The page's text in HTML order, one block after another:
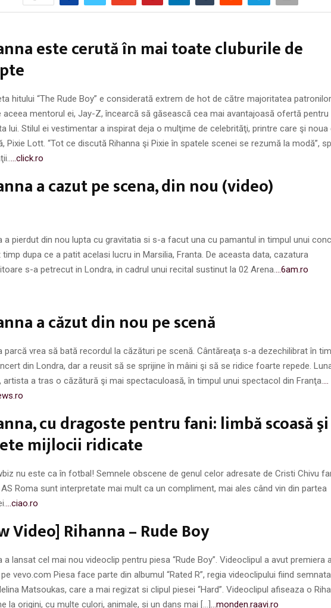
este cerută în mai toate cluburile de
hitului “The Rude Boy” e considerată extrem de hot de către majoritatea
aceea mentorul ei, Jay-Z, încearcă să găsească cea mai avantajoasă ofertă pentru
lui. Stilul ei vestimentar a inspirat deja o mulţime de celebrităţi, printre care şi noua
Pixie Lott. “Tot ce discută Rihanna şi Pixie în spatele scenei se rezumă la modă”,
…click.ro
a cazut pe scena, din nou (video)
a pierdut din nou lupta cu gravitatia si s-a facut una cu pamantul in timpul unui
dupa ce a patit acelasi lucru in Marsilia, Franta. De aceasta data, cazatura
s-a petrecut in Londra, in cadrul unui recital sustinut la 02 Arena.
…6am.ro
a căzut din nou pe scenă
parcă vrea să bată recordul la căzături pe scenă. Cântăreaţa s-a dezechilibrat în
din Londra, dar a reusit să se sprijine în mâini şi să se ridice foarte repede.
artista a tras o căzătură şi mai spectaculoasă, în timpul unui spectacol din Franţa.
cu dragoste pentru fani: limbă scoasă şi
mijlocii ridicate
nu este ca în fotbal! Semnele obscene de genul celor adresate de Cristi Chivu
Roma sunt interpretate mai mult ca un compliment, mai ales când vin din partea
…ciao.ro
Video] Rihanna – Rude Boy
a lansat cel mai nou videoclip pentru piesa “Rude Boy”. Videoclipul a avut premiera
vevo.com Piesa face parte din albumul “Rated R”, regia videoclipului fiind
Matsoukas, care a mai regizat si clipul piesei “Hard”. Videoclipul afiseaza o
la origini, cu multe culori, animale, si un dans mai […]
…monden.raavi.ro